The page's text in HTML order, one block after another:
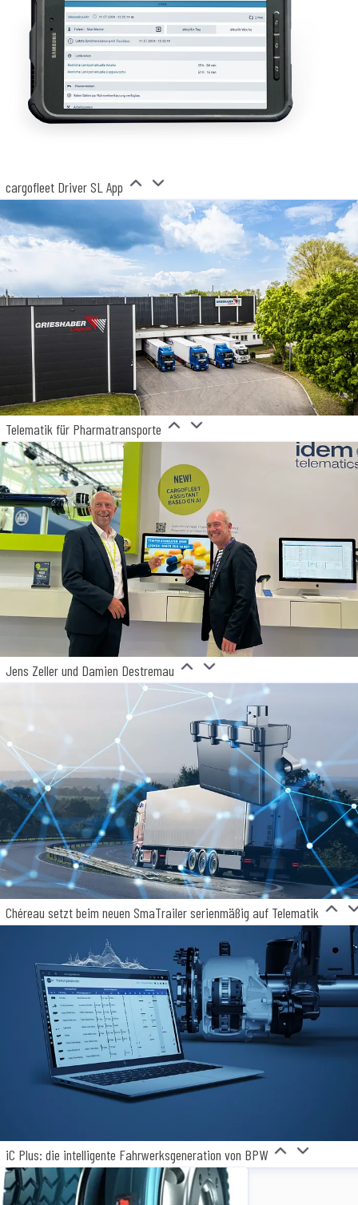
cargofleet Driver SL App
Telematik für Pharmatransporte
Jens Zeller und Damien Destremau
Chéreau setzt beim neuen SmaTrailer serienmäßig auf Telematik
iC Plus: die intelligente Fahrwerksgeneration von BPW